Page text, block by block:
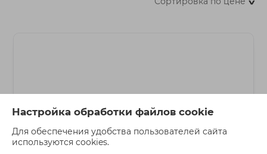
Настройка обработки файлов cookie
Для обеспечения удобства пользователей сайта
используются cookies.
>